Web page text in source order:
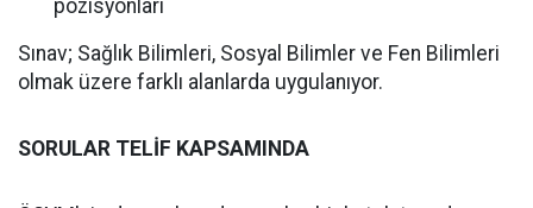
pozisyonları
Sınav; Sağlık Bilimleri, Sosyal Bilimler ve Fen Bilimleri
olmak üzere farklı alanlarda uygulanıyor.
SORULAR TELİF KAPSAMINDA